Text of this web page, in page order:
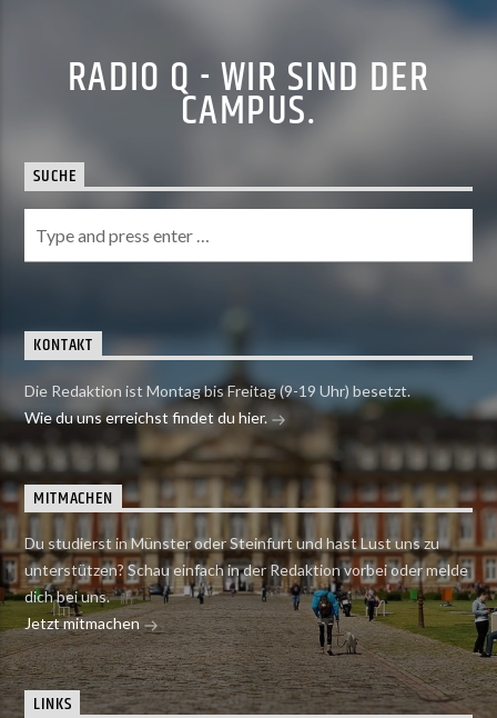
RADIO Q - WIR SIND DER
CAMPUS.
SUCHE
KONTAKT
Die Redaktion ist Montag bis Freitag (9-19 Uhr) besetzt.
Wie du uns erreichst findet du hier.
MITMACHEN
Du studierst in Münster oder Steinfurt und hast Lust uns zu
unterstützen? Schau einfach in der Redaktion vorbei oder melde
dich bei uns.
Jetzt mitmachen
LINKS